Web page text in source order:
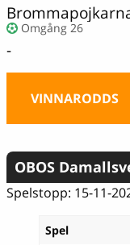
Omgång 26
-
VINNARODDS
OBOS
Spelstopp: 15-11-
Spel